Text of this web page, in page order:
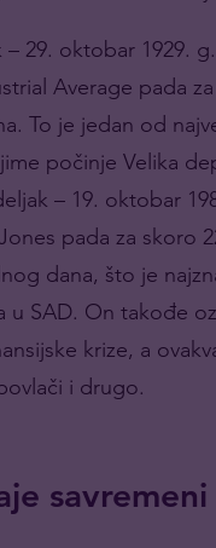
– 29. oktobar 1929.
Average pada
To je jedan od
počinje Velika
– 19. oktobar
pada za skoro
dana, što je
u SAD. On takođe
krize, a
i drugo.